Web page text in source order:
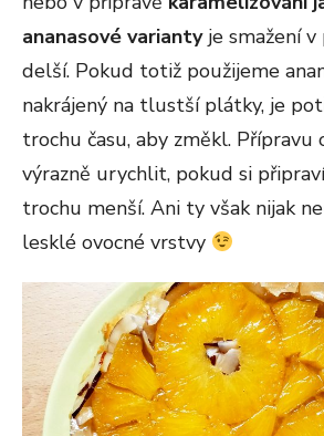
ananasové variantyje smažení v
delší. Pokud totiž použijeme
nakrájený na tlustší plátky, je
trochu času, aby změkl. Přípravu
výrazně urychlit, pokud si
trochu menší. Ani ty však nijak
lesklé ovocné vrstvy